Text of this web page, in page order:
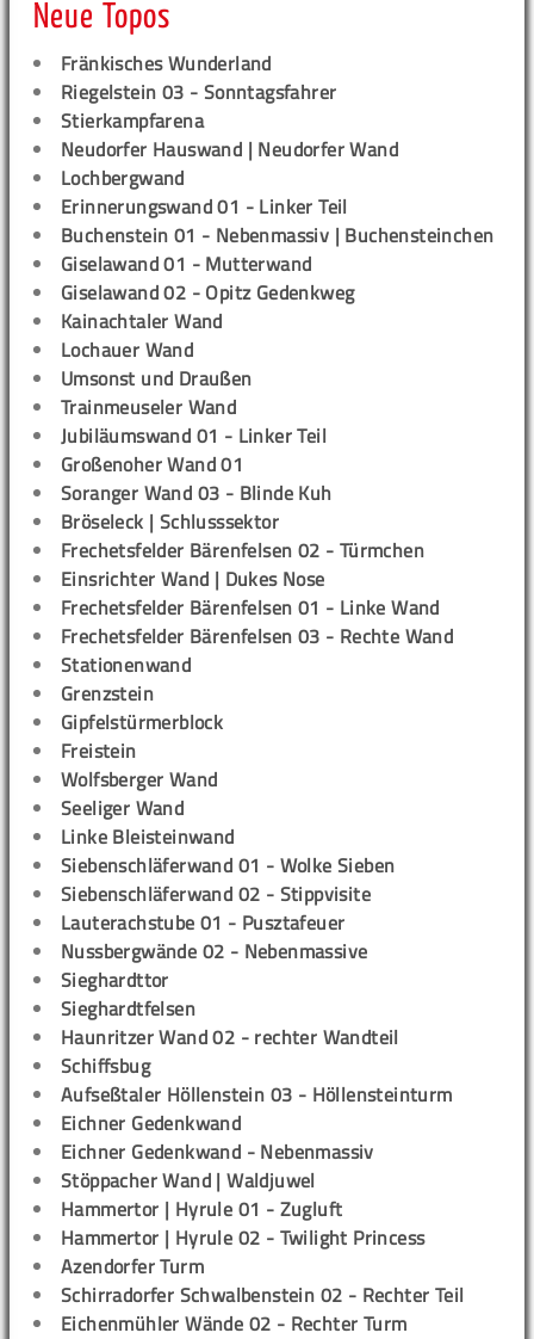
Neue Topos
Fränkisches Wunderland
Riegelstein 03 - Sonntagsfahrer
Stierkampfarena
Neudorfer Hauswand | Neudorfer Wand
Lochbergwand
Erinnerungswand 01 - Linker Teil
Buchenstein 01 - Nebenmassiv | Buchensteinchen
Giselawand 01 - Mutterwand
Giselawand 02 - Opitz Gedenkweg
Kainachtaler Wand
Lochauer Wand
Umsonst und Draußen
Trainmeuseler Wand
Jubiläumswand 01 - Linker Teil
Großenoher Wand 01
Soranger Wand 03 - Blinde Kuh
Bröseleck | Schlusssektor
Frechetsfelder Bärenfelsen 02 - Türmchen
Einsrichter Wand | Dukes Nose
Frechetsfelder Bärenfelsen 01 - Linke Wand
Frechetsfelder Bärenfelsen 03 - Rechte Wand
Stationenwand
Grenzstein
Gipfelstürmerblock
Freistein
Wolfsberger Wand
Seeliger Wand
Linke Bleisteinwand
Siebenschläferwand 01 - Wolke Sieben
Siebenschläferwand 02 - Stippvisite
Lauterachstube 01 - Pusztafeuer
Nussbergwände 02 - Nebenmassive
Sieghardttor
Sieghardtfelsen
Haunritzer Wand 02 - rechter Wandteil
Schiffsbug
Aufseßtaler Höllenstein 03 - Höllensteinturm
Eichner Gedenkwand
Eichner Gedenkwand - Nebenmassiv
Stöppacher Wand | Waldjuwel
Hammertor | Hyrule 01 - Zugluft
Hammertor | Hyrule 02 - Twilight Princess
Azendorfer Turm
Schirradorfer Schwalbenstein 02 - Rechter Teil
Eichenmühler Wände 02 - Rechter Turm